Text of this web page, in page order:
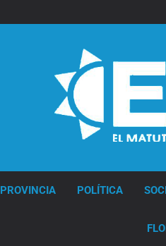
PROVINCIA POLÍTICA